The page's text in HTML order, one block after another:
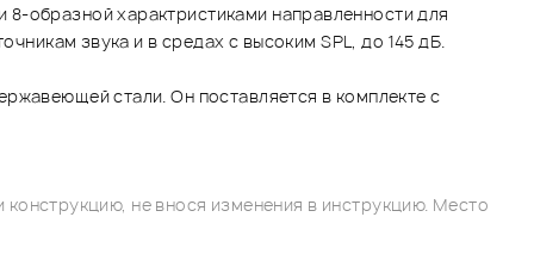
образной характристиками направленности для
звука и в средах с высоким SPL, до 145 дБ.
стали. Он поставляется в комплекте с
не внося изменения в инструкцию. Место